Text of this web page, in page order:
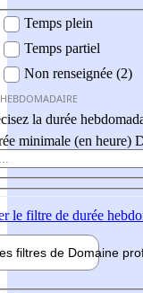
Temps plein
Temps partiel
Non renseignée (2)
la durée
minimale (en heure)
le filtre de durée
filtres de Domaine pro